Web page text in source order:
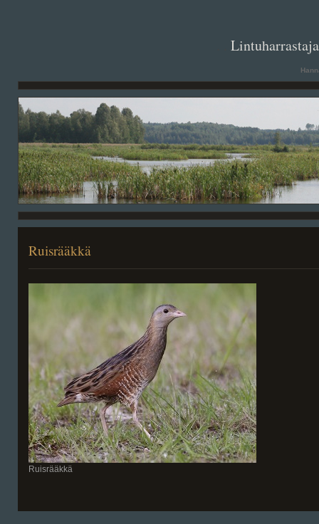
Ruisrääkkä
Ruisrääkkä